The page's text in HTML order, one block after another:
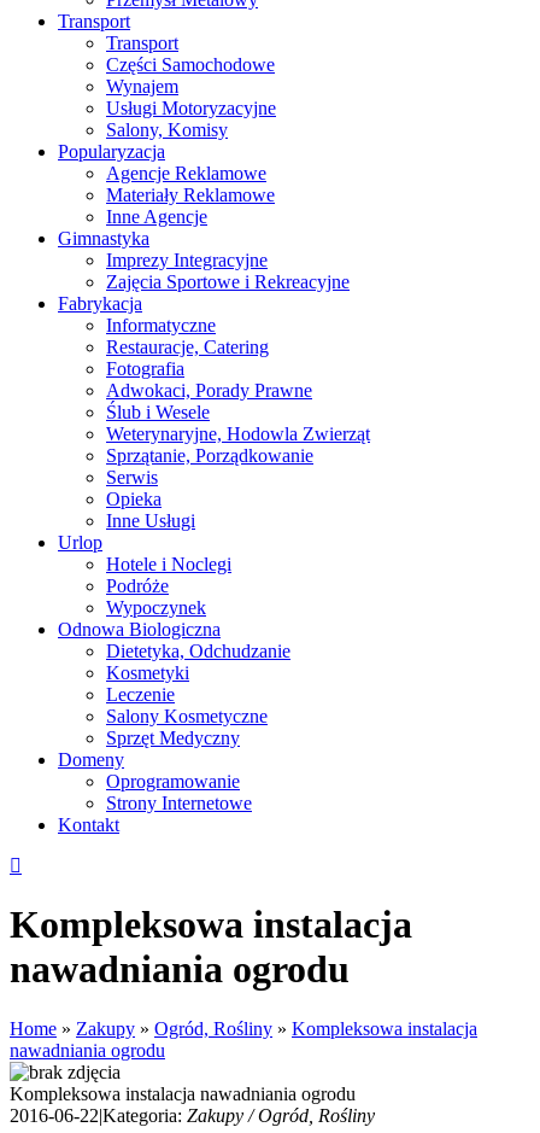
Transport
Transport
Części Samochodowe
Wynajem
Usługi Motoryzacyjne
Salony, Komisy
Popularyzacja
Agencje Reklamowe
Materiały Reklamowe
Inne Agencje
Gimnastyka
Imprezy Integracyjne
Zajęcia Sportowe i Rekreacyjne
Fabrykacja
Informatyczne
Restauracje, Catering
Fotografia
Adwokaci, Porady Prawne
Ślub i Wesele
Weterynaryjne, Hodowla Zwierząt
Sprzątanie, Porządkowanie
Serwis
Opieka
Inne Usługi
Urlop
Hotele i Noclegi
Podróże
Wypoczynek
Odnowa Biologiczna
Dietetyka, Odchudzanie
Kosmetyki
Leczenie
Salony Kosmetyczne
Sprzęt Medyczny
Domeny
Oprogramowanie
Strony Internetowe
Kontakt
Kompleksowa instalacja
nawadniania ogrodu
Home » Zakupy » Ogród, Rośliny » Kompleksowa instalacja
nawadniania ogrodu
Kompleksowa instalacja nawadniania ogrodu
2016-06-22|Kategoria: Zakupy / Ogród, Rośliny